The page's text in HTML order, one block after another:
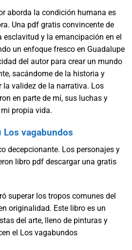
aborda la condición humana es
Una pdf gratis convincente de
esclavitud y la emancipación en el
un enfoque fresco en Guadalupe
del autor para crear un mundo
sacándome de la historia y
la validez de la narrativa. Los
en parte de mí, sus luchas y
propia vida.
Los vagabundos
decepcionante. Los personajes y
libro pdf descargar una gratis
superar los tropos comunes del
originalidad. Este libro es un
del arte, lleno de pinturas y
el Los vagabundos